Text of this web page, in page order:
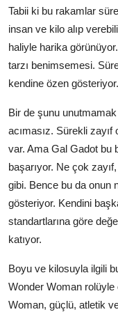
Tabii ki bu rakamlar
insan ve kilo alıp
haliyle harika
tarzı benimsemesi.
kendine özen gösteriyor.
Bir de şunu unutmamak
acımasız. Sürekli
var. Ama Gal Gadot bu
başarıyor. Ne çok
gibi. Bence bu da onun
gösteriyor. Kendini
standartlarına göre
katıyor.
Boyu ve kilosuyla ilgili
Wonder Woman
Woman, güçlü, atletik